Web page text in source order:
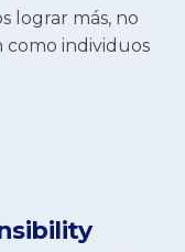
lograr más, no
como individuos